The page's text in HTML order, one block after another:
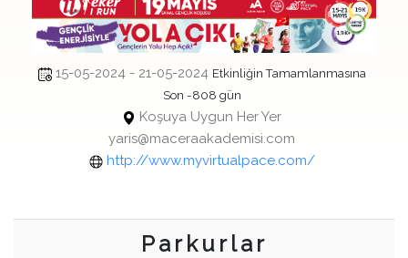
15-05-2024 - 21-05-2024 Etkinliğin Tamamlanmasına
Son -808 gün
Koşuya Uygun Her Yer
yaris@maceraakademisi.com
http://www.myvirtualpace.com/
Parkurlar